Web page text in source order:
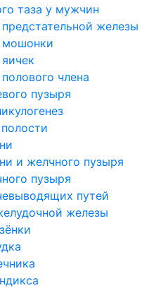
таза у мужчин
железы
члена
пузыря
и желчного пузыря
пузыря
путей
железы